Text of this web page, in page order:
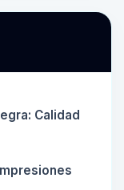
Calidad